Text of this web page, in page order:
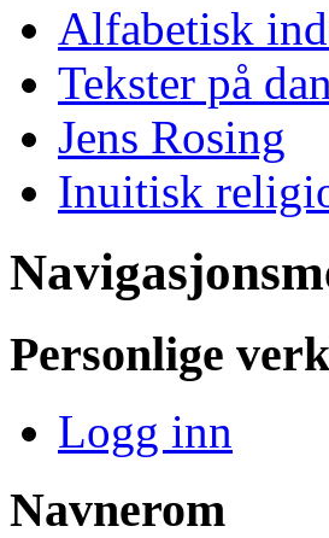
Alfabetisk
Tekster på
Jens Rosing
Inuitisk
Personlige
Logg inn
Navnerom